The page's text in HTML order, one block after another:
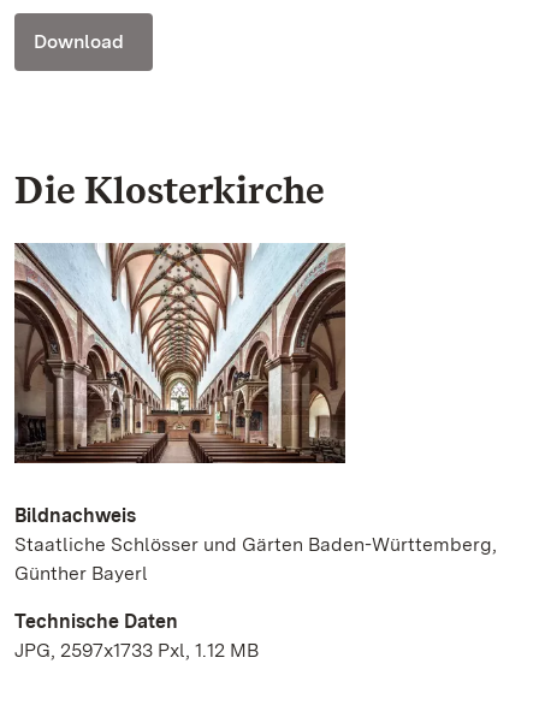
Download
Die Klosterkirche
Bildnachweis
Staatliche Schlösser und Gärten Baden-Württemberg,
Günther Bayerl
Technische Daten
JPG, 2597x1733 Pxl, 1.12 MB